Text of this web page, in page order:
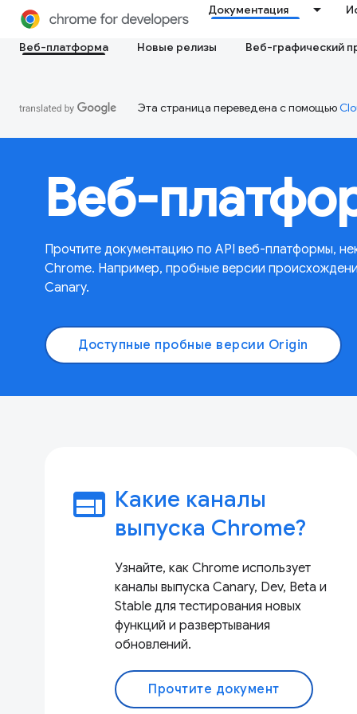
Документация
Веб-платформа
Новые релизы Веб-графический
Эта страница переведена с помощью
Веб-
Прочтите документацию по API веб-платформы,
Chrome. Например, пробные версии
Canary.
Доступные пробные версии Origin
web Какие каналы
выпуска Chrome?
Узнайте, как Chrome использует
каналы выпуска Canary, Dev, Beta и
Stable для тестирования новых
функций и развертывания
обновлений.
Прочтите документ